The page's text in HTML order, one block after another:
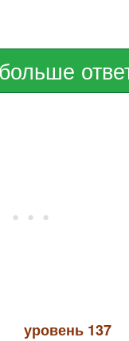
уровень 137